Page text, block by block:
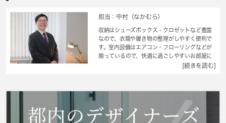
担当：中村（なかむら）
収納はシューズボックス・クロゼットなど豊富
なので、衣類や履き物の整理がしやすく便利で
す。室内設備はエアコン・フローリングなどが
揃っているので、快適に過ごしやすいお部屋に
なります。周辺には、徒歩5分で利用できる駅が
取り、1Kのお住まいになっています。初期費用
南コミュニティは、あなたが安心して暮らして
いける環境を共に探していきます。ぜひご活用
[続きを読む]